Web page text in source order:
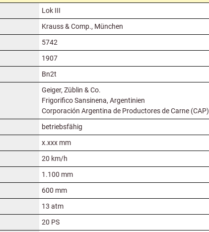
Lok III
Krauss & Comp., München
5742
1907
Bn2t
Geiger, Züblin & Co.
Frigorifico Sansinena, Argentinien
Corporación Argentina de Productores de Carne (CAP)
betriebsfähig
x.xxx mm
20 km/h
1.100 mm
600 mm
13 atm
20 PS